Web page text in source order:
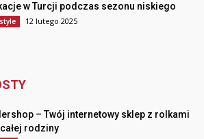
w Turcji podczas sezonu niskiego
12 lutego 2025
– Twój internetowy sklep z rolkami
rodziny